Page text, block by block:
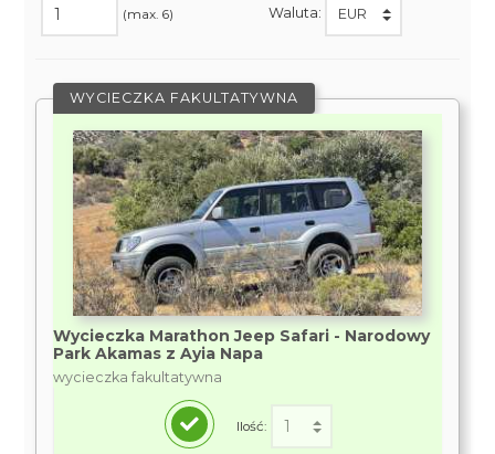
(max. 6) Waluta:
WYCIECZKA FAKULTATYWNA
Wycieczka Marathon Jeep Safari - Narodowy
Park Akamas z Ayia Napa
wycieczka fakultatywna
Ilość: